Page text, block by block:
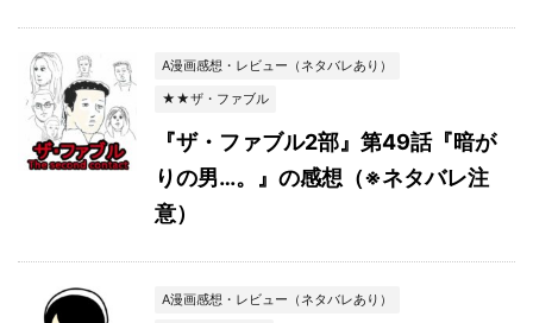
A漫画感想・レビュー（ネタバレあり）
★★ザ・ファブル
『ザ・ファブル2部』第49話『暗が
りの男…。』の感想（※ネタバレ注
意）
A漫画感想・レビュー（ネタバレあり）